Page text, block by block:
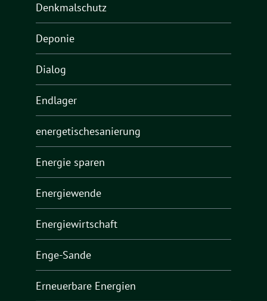
Denkmalschutz
Deponie
Dialog
Endlager
energetischesanierung
Energie sparen
Energiewende
Energiewirtschaft
Enge-Sande
Erneuerbare Energien